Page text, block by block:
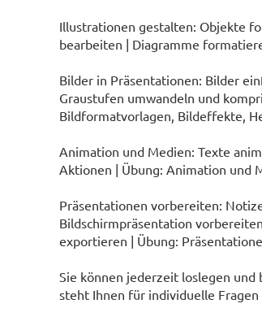
Illustrationen gestalten: Objekte
bearbeiten | Diagramme
Bilder in Präsentationen: Bilder
Graustufen umwandeln und
Bildformatvorlagen, Bildeffekte,
Animation und Medien: Texte
Aktionen | Übung: Animation und
Präsentationen vorbereiten:
Bildschirmpräsentation
exportieren | Übung:
Sie können jederzeit loslegen und
steht Ihnen für individuelle